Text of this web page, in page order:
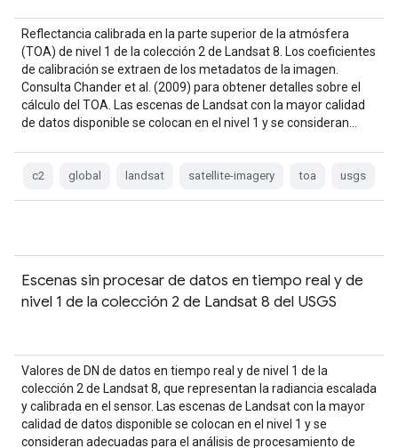
Reflectancia calibrada en la parte superior de la atmósfera
(TOA) de nivel 1 de la colección 2 de Landsat 8. Los coeficientes
de calibración se extraen de los metadatos de la imagen.
Consulta Chander et al. (2009) para obtener detalles sobre el
cálculo del TOA. Las escenas de Landsat con la mayor calidad
de datos disponible se colocan en el nivel 1 y se consideran…
c2 global landsat satellite-imagery toa usgs
Escenas sin procesar de datos en tiempo real y de
nivel 1 de la colección 2 de Landsat 8 del USGS
Valores de DN de datos en tiempo real y de nivel 1 de la
colección 2 de Landsat 8, que representan la radiancia escalada
y calibrada en el sensor. Las escenas de Landsat con la mayor
calidad de datos disponible se colocan en el nivel 1 y se
consideran adecuadas para el análisis de procesamiento de